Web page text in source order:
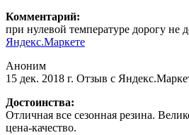
Комментарий:
при нулевой температуре дорогу не
Яндекс.Маркете
Аноним
15 дек. 2018 г. Отзыв с
Достоинства:
Отличная все сезонная резина.
цена-качество.